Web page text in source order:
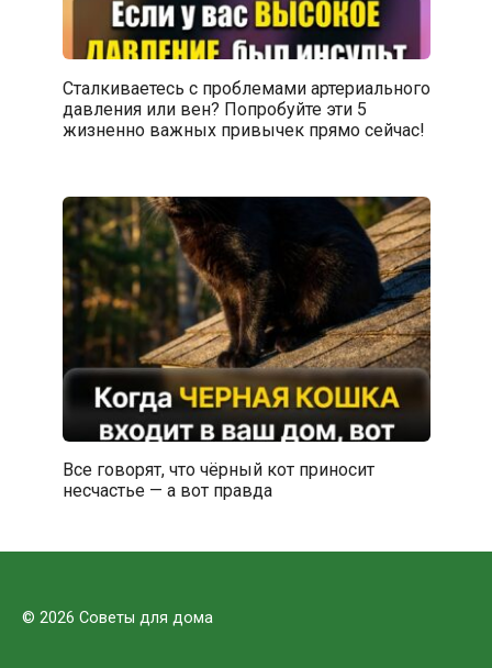
Сталкиваетесь с проблемами артериального
давления или вен? Попробуйте эти 5
жизненно важных привычек прямо сейчас!
Все говорят, что чёрный кот приносит
несчастье — а вот правда
© 2026 Советы для дома